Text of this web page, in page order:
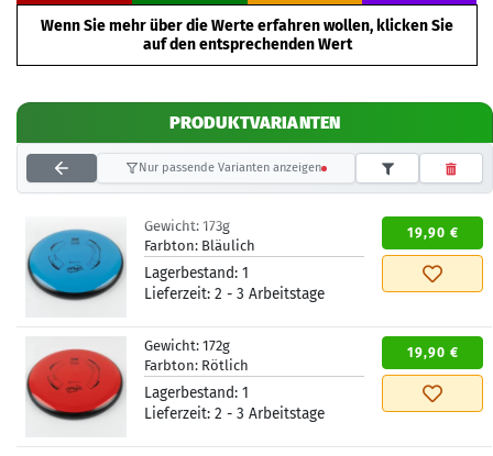
Wenn Sie mehr über die Werte erfahren wollen, klicken Sie
auf den entsprechenden Wert
PRODUKTVARIANTEN
Nur passende Varianten anzeigen
Gewicht: 173g
Farbton: Bläulich
Lagerbestand: 1
Lieferzeit: 2 - 3 Arbeitstage
19,90 €
Gewicht: 172g
Farbton: Rötlich
Lagerbestand: 1
Lieferzeit: 2 - 3 Arbeitstage
19,90 €